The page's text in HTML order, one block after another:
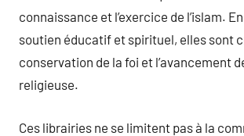
connaissance et l’exercice de l’islam.
soutien éducatif et spirituel, elles sont
conservation de la foi et l’avancement
religieuse.
Ces librairies ne se limitent pas à la